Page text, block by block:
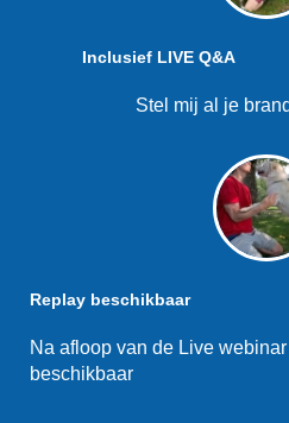
Inclusief LIVE Q&A
Stel mij al je
Replay beschikbaar
Na afloop van de Live
beschikbaar